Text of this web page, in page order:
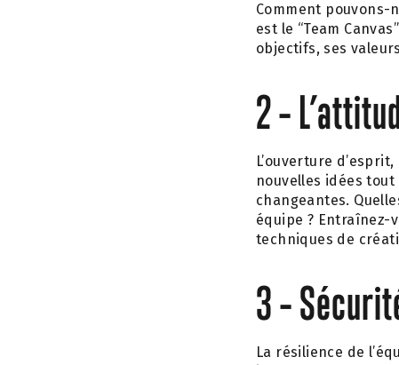
Comment pouvons-
est le “Team
objectifs, ses
2 –
L’ouverture
nouvelles idées
changeantes.
équipe ?
techniques de
3 –
La résilience de